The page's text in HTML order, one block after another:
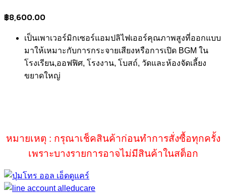
฿8,600.00
เป็นเพาเวอร์มิกเซอร์แอมปลิไฟเออร์คุณภาพสูงที่ออกแบบ
มาให้เหมาะกับการกระจายเสียงหรือการเปิด BGM ใน
โรงเรียน,ออฟฟิศ, โรงงาน, โบสถ์, วัดและห้องจัดเลี้ยง
ขยาดใหญ่
หมายเหตุ : กรุณาเช็คสินค้าก่อนทำการสั่งซื้อทุกครั้ง
เพราะบางรายการอาจไม่มีสินค้าในสต็อก